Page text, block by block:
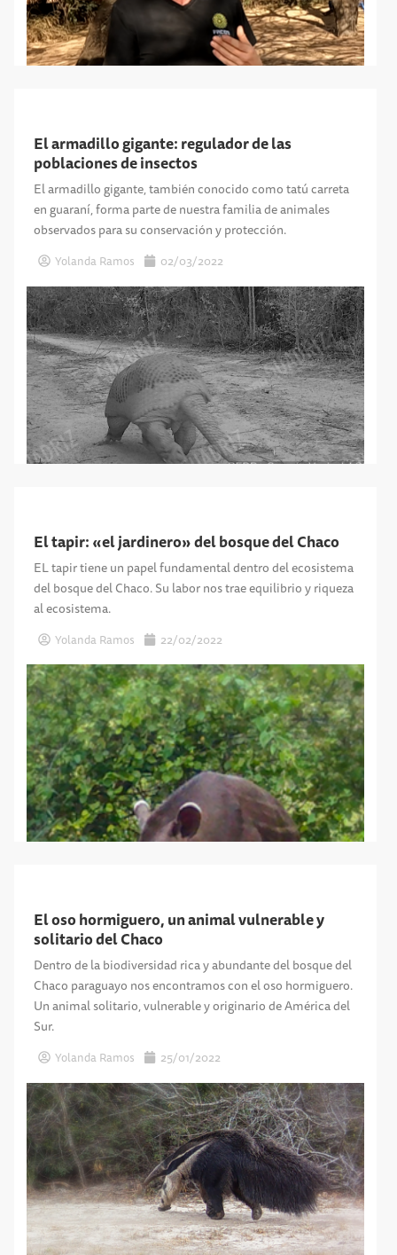
El armadillo gigante: regulador de las
poblaciones de insectos
El armadillo gigante, también conocido como tatú carreta
en guaraní, forma parte de nuestra familia de animales
observados para su conservación y protección.
Yolanda Ramos 02/03/2022
El tapir: «el jardinero» del bosque del Chaco
EL tapir tiene un papel fundamental dentro del ecosistema
del bosque del Chaco. Su labor nos trae equilibrio y riqueza
al ecosistema.
Yolanda Ramos 22/02/2022
El oso hormiguero, un animal vulnerable y
solitario del Chaco
Dentro de la biodiversidad rica y abundante del bosque del
Chaco paraguayo nos encontramos con el oso hormiguero.
Un animal solitario, vulnerable y originario de América del
Sur.
Yolanda Ramos 25/01/2022